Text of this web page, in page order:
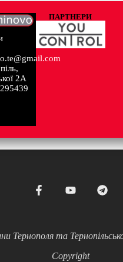
2А
ПАРТНЕРИ
Тернополя та
Copyright